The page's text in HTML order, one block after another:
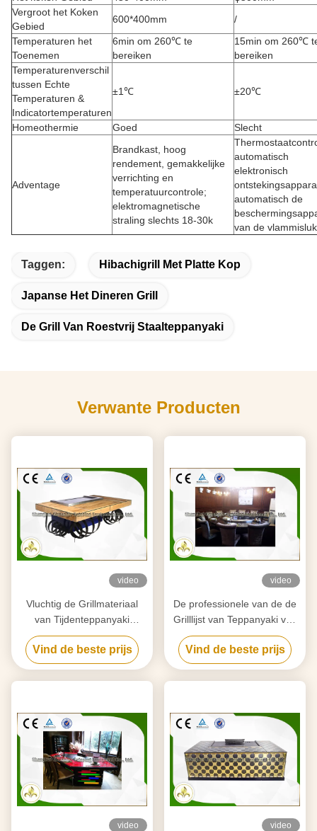
Vergroot het Koken
Gebied
600*400mm
/
Temperaturen het
Toenemen
6min om 260℃ te
bereiken
15min om 260℃
bereiken
Temperaturenverschil
tussen Echte
Temperaturen &
Indicatortemperaturen
±1℃ ±20℃
Homeothermie Goed Slecht
Adventage
Brandkast, hoog
rendement, gemakkelijke
verrichting en
temperatuurcontrole;
elektromagnetische
straling slechts 18-30k
automatisch
elektronisch
automatisch de
van de
Taggen: Hibachigrill Met Platte Kop
Japanse Het Dineren Grill
De Grill Van Roestvrij Staalteppanyaki
Verwante Producten
video
Vluchtig de Grillmateriaal
van Tijdenteppanyaki
Hibachi, de Japanse Lijst
van de Restaurantgrill
Vind de beste prijs
video
De professionele van de de
Grilllijst van Teppanyaki van
het Cirkelroestvrije staal
Koninklijke Ontworpen
Smaak
Vind de beste prijs
video video